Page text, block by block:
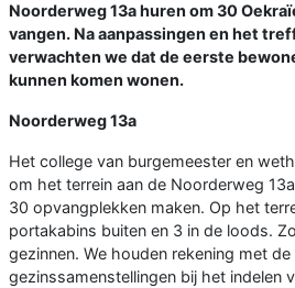
Noorderweg 13a huren om 30
vangen. Na aanpassingen en het
verwachten we dat de eerste
kunnen komen wonen.
Noorderweg 13a
Het college van burgemeester en
om het terrein aan de Noorderweg
30 opvangplekken maken. Op het
portakabins buiten en 3 in de loods.
gezinnen. We houden rekening met
gezinssamenstellingen bij het indelen